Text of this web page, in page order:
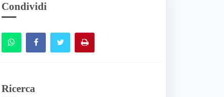
Condividi
Ricerca